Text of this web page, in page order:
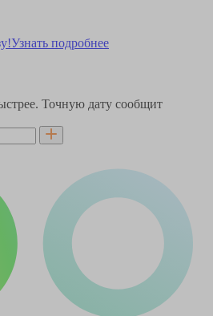
Узнать подробнее
Точную дату сообщит